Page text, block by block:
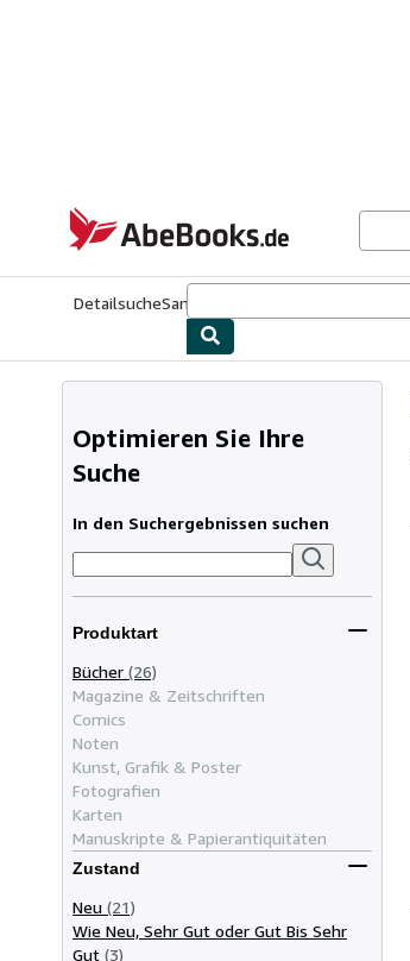
AbeBooks.de
DetailsucheSammlungen
Optimieren Sie Ihre
Suche
In den Suchergebnissen suchen
Produktart
Bücher (26)
Magazine & Zeitschriften
Comics
Noten
Kunst, Grafik & Poster
Fotografien
Karten
Manuskripte & Papierantiquitäten
Zustand
Neu (21)
Wie Neu, Sehr Gut oder Gut Bis Sehr
Gut (3)